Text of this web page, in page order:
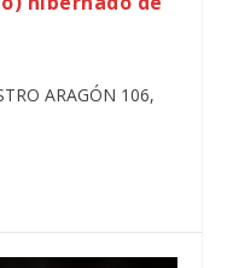
ARAGÓN 106,